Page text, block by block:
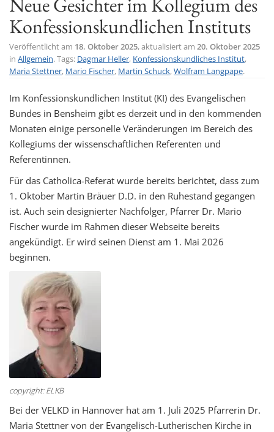
t
o
Konfessionskundlichen Instituts
Veröffentlicht am 18. Oktober 2025, aktualisiert am 20. Oktober 2025
in Allgemein. Tags: Dagmar Heller, Konfessionskundliches Institut,
Maria Stettner, Mario Fischer, Martin Schuck,Wolfram Langpape.
Im Konfessionskundlichen Institut (KI) des Evangelischen
Bundes in Bensheim gibt es derzeit und in den kommenden
Monaten einige personelle Veränderungen im Bereich des
Kollegiums der wissenschaftlichen Referenten und
Referentinnen.
Für das Catholica-Referat wurde bereits berichtet, dass zum
1. Oktober Martin Bräuer D.D. in den Ruhestand gegangen
ist. Auch sein designierter Nachfolger, Pfarrer Dr. Mario
Fischer wurde im Rahmen dieser Webseite bereits
angekündigt. Er wird seinen Dienst am 1. Mai 2026
beginnen.
copyright: ELKB
Bei der VELKD in Hannover hat am 1. Juli 2025 Pfarrerin Dr.
Maria Stettner von der Evangelisch-Lutherischen Kirche in